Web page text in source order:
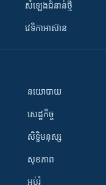
សំឡេង​ជំនាន់​ថ្មី
វេទិកា​អាស៊ាន
នយោបាយ
សេដ្ឋកិច្ច
សិទ្ធិមនុស្ស
សុខភាព
អប់រំ